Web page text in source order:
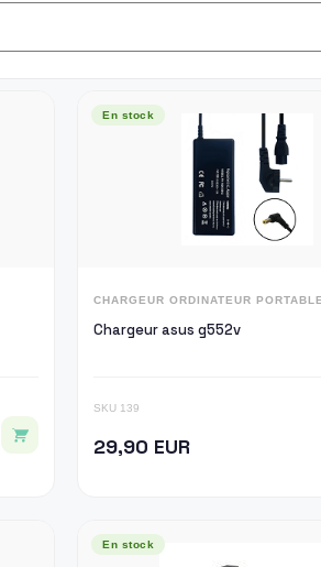
En stock
CHARGEUR ORDINATEUR
Chargeur asus g552v
SKU 139
29,90 EUR
En stock